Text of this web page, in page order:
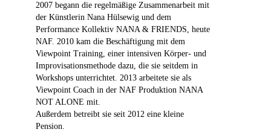
2007 begann die regelmäßige Zusammenarbeit mit
der Künstlerin Nana Hülsewig und dem
Performance Kollektiv NANA & FRIENDS, heute
NAF. 2010 kam die Beschäftigung mit dem
Viewpoint Training, einer intensiven Körper- und
Improvisationsmethode dazu, die sie seitdem in
Workshops unterrichtet. 2013 arbeitete sie als
Viewpoint Coach in der NAF Produktion NANA
NOT ALONE mit.
Außerdem betreibt sie seit 2012 eine kleine
Pension.